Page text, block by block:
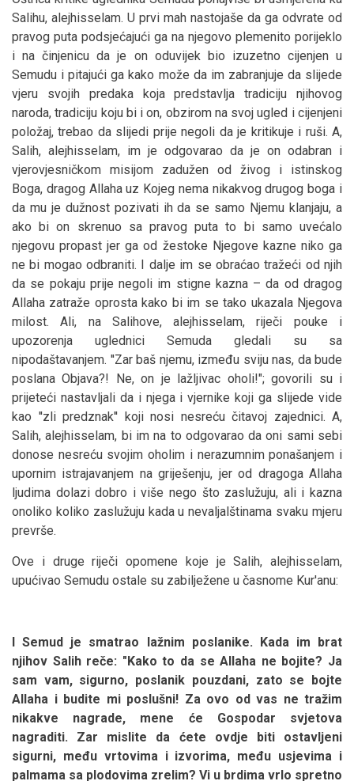
Salihu, alejhisselam. U prvi mah nastojaše da ga odvrate od
pravog puta podsjećajući ga na njegovo plemenito porijeklo
i na činjenicu da je on oduvijek bio izuzetno cijenjen u
Semudu i pitajući ga kako može da im zabranjuje da slijede
vjeru svojih predaka koja predstavlja tradiciju njihovog
naroda, tradiciju koju bi i on, obzirom na svoj ugled i cijenjeni
položaj, trebao da slijedi prije negoli da je kritikuje i ruši. A,
Salih, alejhisselam, im je odgovarao da je on odabran i
vjerovjesničkom misijom zadužen od živog i istinskog
Boga, dragog Allaha uz Kojeg nema nikakvog drugog boga i
da mu je dužnost pozivati ih da se samo Njemu klanjaju, a
ako bi on skrenuo sa pravog puta to bi samo uvećalo
njegovu propast jer ga od žestoke Njegove kazne niko ga
ne bi mogao odbraniti. I dalje im se obraćao tražeći od njih
da se pokaju prije negoli im stigne kazna – da od dragog
Allaha zatraže oprosta kako bi im se tako ukazala Njegova
milost. Ali, na Salihove, alejhisselam, riječi pouke i
upozorenja uglednici Semuda gledali su sa
nipodaštavanjem. ''Zar baš njemu, između sviju nas, da bude
poslana Objava?! Ne, on je lažljivac oholi!"; govorili su i
prijeteći nastavljali da i njega i vjernike koji ga slijede vide
kao ''zli predznak'' koji nosi nesreću čitavoj zajednici. A,
Salih, alejhisselam, bi im na to odgovarao da oni sami sebi
donose nesreću svojim oholim i nerazumnim ponašanjem i
upornim istrajavanjem na griješenju, jer od dragoga Allaha
ljudima dolazi dobro i više nego što zaslužuju, ali i kazna
onoliko koliko zaslužuju kada u nevaljalštinama svaku mjeru
prevrše.
Ove i druge riječi opomene koje je Salih, alejhisselam,
upućivao Semudu ostale su zabilježene u časnome Kur'anu:
I Semud je smatrao lažnim poslanike. Kada im brat
njihov Salih reče: "Kako to da se Allaha ne bojite? Ja
sam vam, sigurno, poslanik pouzdani, zato se bojte
Allaha i budite mi poslušni! Za ovo od vas ne tražim
nikakve nagrade, mene će Gospodar svjetova
nagraditi. Zar mislite da ćete ovdje biti ostavljeni
sigurni, među vrtovima i izvorima, među usjevima i
palmama sa plodovima zrelim? Vi u brdima vrlo spretno